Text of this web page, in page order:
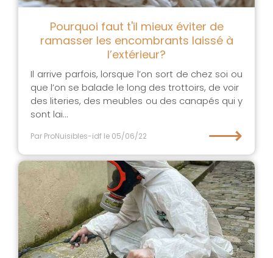
Pourquoi faut t'il mieux éviter de
ramasser les encombrants laissé à
l’extérieur?
Il arrive parfois, lorsque l’on sort de chez soi ou
que l’on se balade le long des trottoirs, de voir
des literies, des meubles ou des canapés qui y
sont lai...
Par ProNuisibles-idf le 05/06/22 ⟶